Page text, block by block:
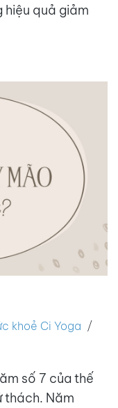
quả giảm
khoẻ Ci Yoga
số 7 của thế
thách. Năm